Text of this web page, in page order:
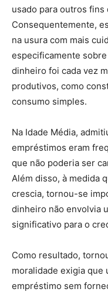
usado para outros fins
Consequentemente,
na usura com mais
especificamente sobre
dinheiro foi cada vez
produtivos, como
consumo simples.
Na Idade Média,
empréstimos eram
que não poderia ser
Além disso, à medida
crescia, tornou-se
dinheiro não envolvia
significativo para o
Como resultado,
moralidade exigia que
empréstimo sem